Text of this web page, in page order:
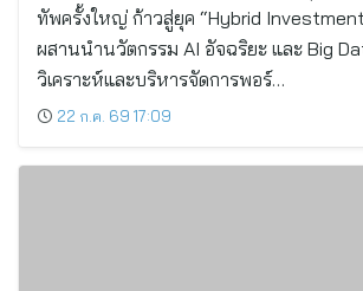
ทัพครั้งใหญ่ ก้าวสู่ยุค “Hybrid
ผสานนำนวัตกรรม AI อัจฉริยะ และ Big
วิเคราะห์และบริหารจัดการพอร์…
22 ก.ค. 69 17:09